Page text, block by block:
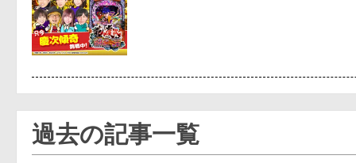
過去の記事一覧